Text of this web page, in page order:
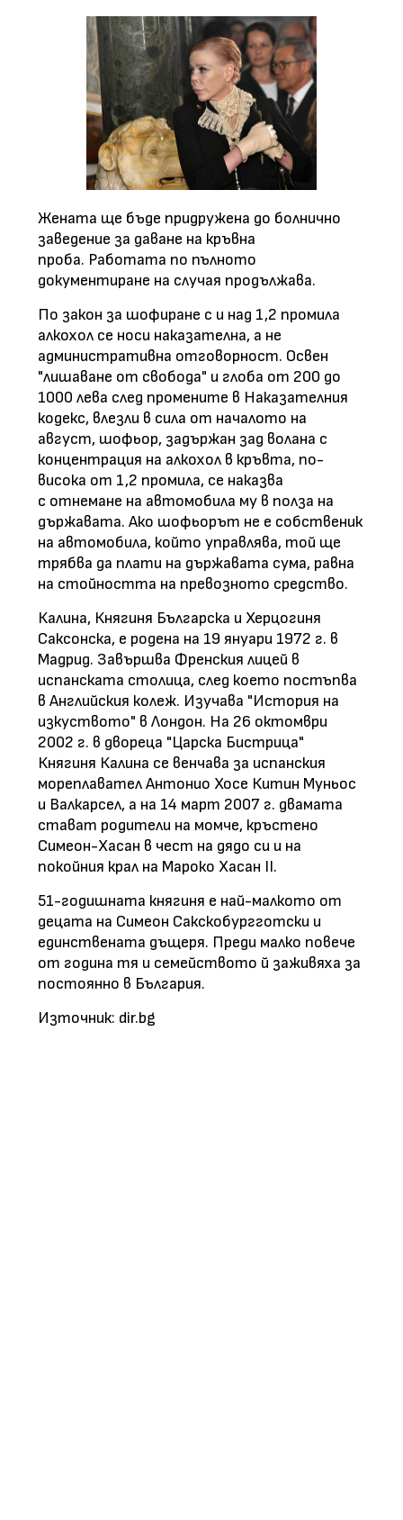
Жената ще бъде придружена до болнично
заведение за даване на кръвна
проба. Работата по пълното
документиране на случая продължава.
По закон за шофиране с и над 1,2 промила
алкохол се носи наказателна, а не
административна отговорност. Освен
"лишаване от свобода" и глоба от 200 до
1000 лева след промените в Наказателния
кодекс, влезли в сила от началото на
август, шофьор, задържан зад волана с
концентрация на алкохол в кръвта, по-
висока от 1,2 промила, се наказва
с отнемане на автомобила му в полза на
държавата. Ако шофьорът не е собственик
на автомобила, който управлява, той ще
трябва да плати на държавата сума, равна
на стойността на превозното средство.
Калина, Княгиня Българска и Херцогиня
Саксонска, е родена на 19 януари 1972 г. в
Мадрид. Завършва Френския лицей в
испанската столица, след което постъпва
в Английския колеж. Изучава "История на
изкуството" в Лондон. На 26 октомври
2002 г. в двореца "Царска Бистрица"
Княгиня Калина се венчава за испанския
мореплавател Антонио Хосе Китин Муньос
и Валкарсел, а на 14 март 2007 г. двамата
стават родители на момче, кръстено
Симеон-Хасан в чест на дядо си и на
покойния крал на Мароко Хасан ІІ.
51-годишната княгиня е най-малкото от
децата на Симеон Сакскобургготски и
единствената дъщеря. Преди малко повече
от година тя и семейството й заживяха за
постоянно в България.
Източник: dir.bg